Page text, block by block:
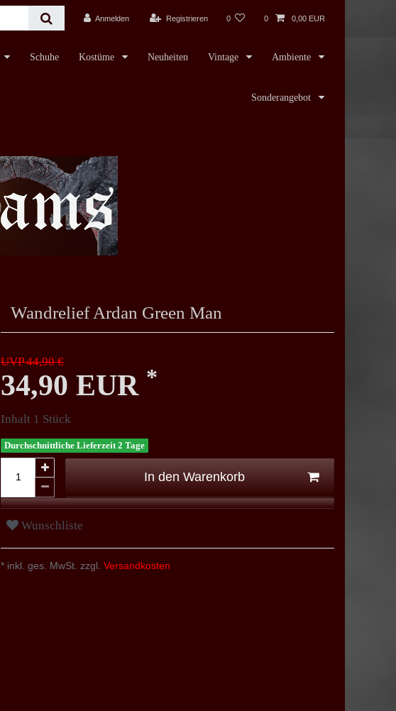
Anmelden Registrieren 0 0 0,00 EUR
Schuhe Kostüme Neuheiten Vintage Ambiente
Sonderangebot
Wandrelief Ardan Green Man
UVP 44,90 €
34,90 EUR *
Inhalt 1 Stück
Durchschnittliche Lieferzeit 2 Tage
In den Warenkorb
Wunschliste
* inkl. ges. MwSt. zzgl. Versandkosten